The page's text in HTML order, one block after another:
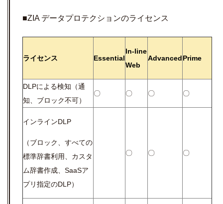
■ZIA データプロテクションのライセンス
ライセンス Essential
In-line
Web
AdvancedPrime
DLPによる検知（通
知、ブロック不可）
〇 〇 〇 〇
インラインDLP
（ブロック、すべての
標準辞書利用、カスタ
ム辞書作成、SaaSア
プリ指定のDLP）
〇 〇 〇